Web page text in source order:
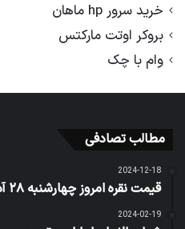
خرید سرور hp ماهان
بروکر اوتت مارکتس
وام با چک
مطالب تصادفی
2024-12-18
قیمت نقره امروز چهارشنبه ۲۸ آذر ۱۴۰۳
2024-02-19